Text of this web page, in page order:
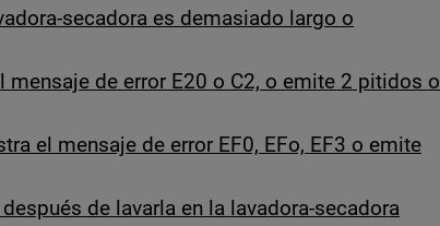
secadora es demasiado largo o
mensaje de error E20 o C2, o emite 2 pitidos o
el mensaje de error EF0, EFo, EF3 o emite
de lavarla en la lavadora-secadora